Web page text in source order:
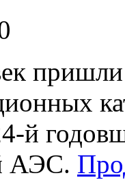
й
АЭС.